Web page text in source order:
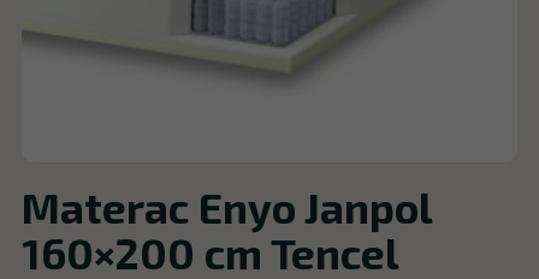
Materac Enyo Janpol
160×200 cm Tencel